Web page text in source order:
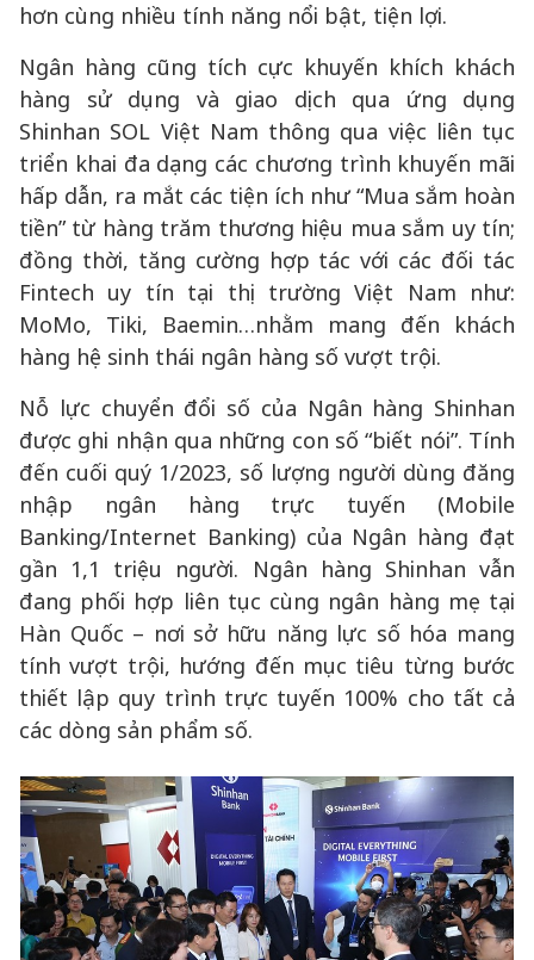
hơn cùng nhiều tính năng nổi bật, tiện lợi.
Ngân hàng cũng tích cực khuyến khích khách
hàng sử dụng và giao dịch qua ứng dụng
Shinhan SOL Việt Nam thông qua việc liên tục
triển khai đa dạng các chương trình khuyến mãi
hấp dẫn, ra mắt các tiện ích như “Mua sắm hoàn
tiền” từ hàng trăm thương hiệu mua sắm uy tín;
đồng thời, tăng cường hợp tác với các đối tác
Fintech uy tín tại thị trường Việt Nam như:
MoMo, Tiki, Baemin…nhằm mang đến khách
hàng hệ sinh thái ngân hàng số vượt trội.
Nỗ lực chuyển đổi số của Ngân hàng Shinhan
được ghi nhận qua những con số “biết nói”. Tính
đến cuối quý 1/2023, số lượng người dùng đăng
nhập ngân hàng trực tuyến (Mobile
Banking/Internet Banking) của Ngân hàng đạt
gần 1,1 triệu người. Ngân hàng Shinhan vẫn
đang phối hợp liên tục cùng ngân hàng mẹ tại
Hàn Quốc – nơi sở hữu năng lực số hóa mang
tính vượt trội, hướng đến mục tiêu từng bước
thiết lập quy trình trực tuyến 100% cho tất cả
các dòng sản phẩm số.